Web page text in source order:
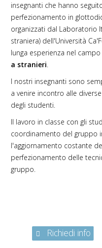
insegnanti che hanno
perfezionamento in
organizzati dal Laboratorio
straniera) dell'Università
lunga esperienza nel
a stranieri.
I nostri insegnanti sono
a venire incontro alle
degli studenti.
Il lavoro in classe con gli
coordinamento del gruppo
l'aggiornamento costante
perfezionamento delle
gruppo.
Richiedi info